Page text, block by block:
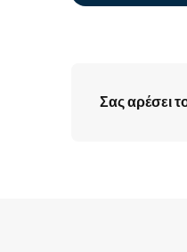
Σας αρέσει